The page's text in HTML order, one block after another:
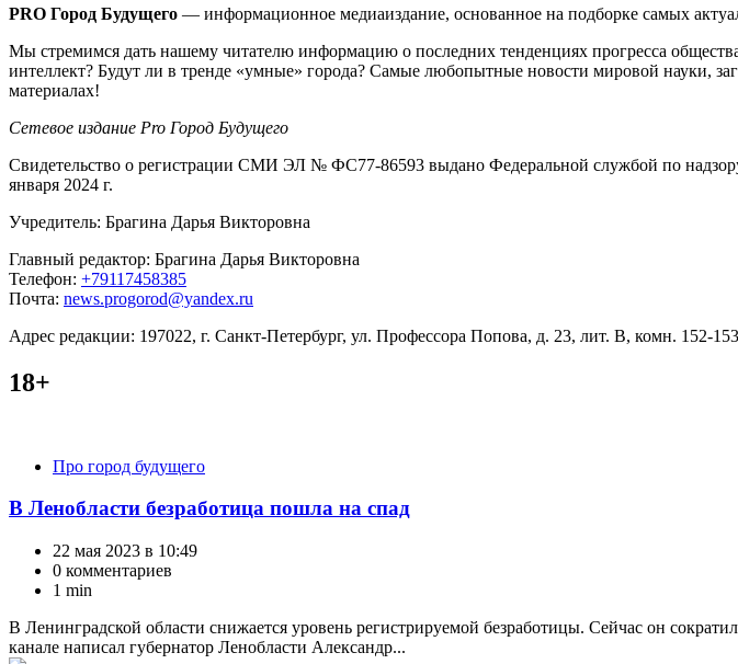
PRO Город Будущего — информационное медиаиздание, основанное на подборке самых
Мы стремимся дать нашему читателю информацию о последних тенденциях прогресса
интеллект? Будут ли в тренде «умные» города? Самые любопытные новости мировой науки,
материалах!
Сетевое издание Pro Город Будущего
Свидетельство о регистрации СМИ ЭЛ № ФС77-86593 выдано Федеральной службой по
января 2024 г.
Учредитель: Брагина Дарья Викторовна
Главный редактор: Брагина Дарья Викторовна
Телефон: +79117458385
Почта: news.progorod@yandex.ru
Адрес редакции: 197022, г. Санкт-Петербург, ул. Профессора Попова, д. 23, лит. В, комн. 152-
18+
КатегорииПро город будущего
В Ленобласти безработица пошла на спад
22 мая 2023 в 10:49
0 комментариев
1 min
В Ленинградской области снижается уровень регистрируемой безработицы. Сейчас он
канале написал губернатор Ленобласти Александр...